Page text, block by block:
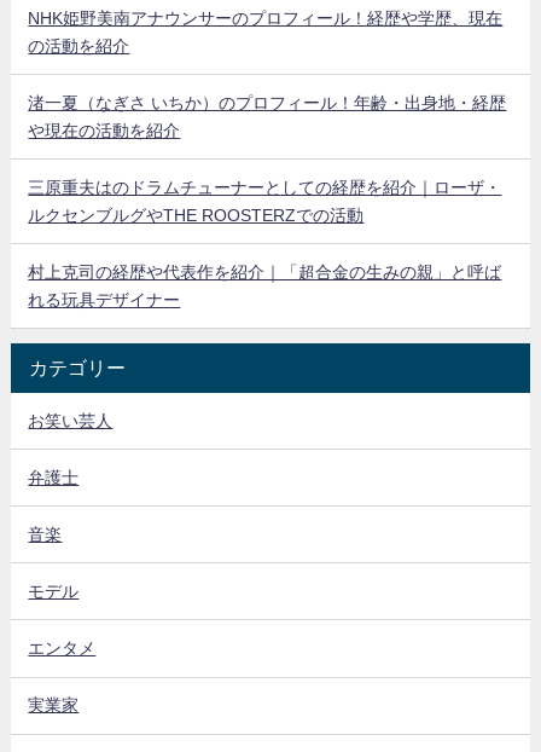
NHK姫野美南アナウンサーのプロフィール！経歴や学歴、現在
の活動を紹介
渚一夏（なぎさ いちか）のプロフィール！年齢・出身地・経歴
や現在の活動を紹介
三原重夫はのドラムチューナーとしての経歴を紹介｜ローザ・
ルクセンブルグやTHE ROOSTERZでの活動
村上克司の経歴や代表作を紹介｜「超合金の生みの親」と呼ば
れる玩具デザイナー
カテゴリー
お笑い芸人
弁護士
音楽
モデル
エンタメ
実業家